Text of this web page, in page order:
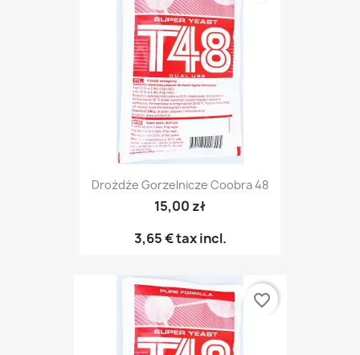
Drożdże Gorzelnicze Coobra 48
15,00 zł
3,65 €tax incl.
favorite_border